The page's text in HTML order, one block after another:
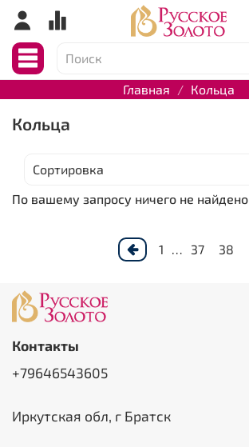
Главная Кольца
Кольца
По вашему запросу ничего не найдено
1 … 37 38
Контакты
+79646543605
Иркутская обл, г Братск